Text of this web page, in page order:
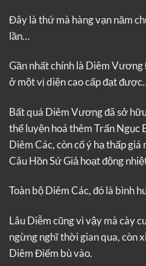
Đây là thứ mà hàng vạn năm
lần…
Gần nhất chính là Diêm
ở một vị diện cao cấp đạt
Bất quá Diêm Vương đã sở
thể luyện hoá thêm Trấn Ngục
Diêm Các, còn cố ý hạ thấp
Câu Hồn Sứ Giả hoạt động
Toàn bộ Diêm Các, đó là bình
Lâu Diễm cũng vì vậy mà cày
ngừng nghĩ thời gian qua, còn
Diêm Điểm bù vào.